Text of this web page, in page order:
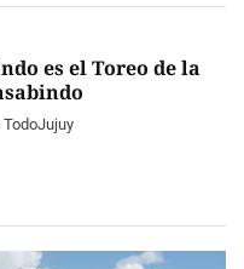
es el Toreo de la
TodoJujuy